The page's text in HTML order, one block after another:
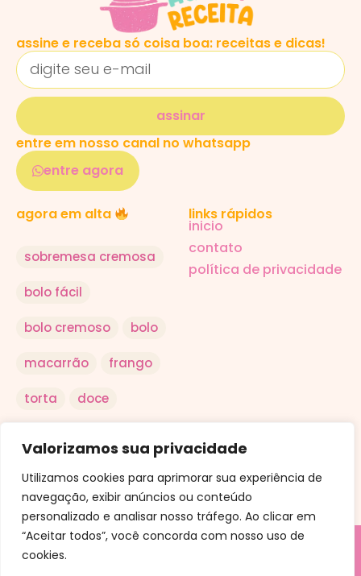
Valorizamos sua privacidade
Utilizamos cookies para aprimorar sua experiência de
navegação, exibir anúncios ou conteúdo
personalizado e analisar nosso tráfego. Ao clicar em
“Aceitar todos”, você concorda com nosso uso de
cookies.
assine e receba só coisa boa: receitas e dicas!
assinar
entre em nosso canal no whatsapp
entre agora
agora em alta
sobremesa cremosa
bolo fácil
bolo cremoso bolo
macarrão frango
torta doce
ovo
links rápidos
inicio
contato
política de privacidade